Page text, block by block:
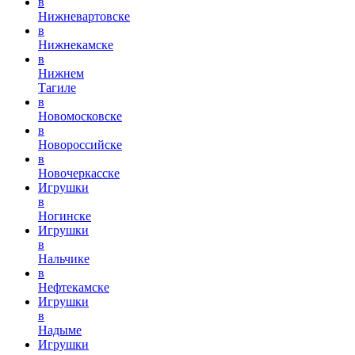
Нижневартовске
в
Нижнекамске
в
Нижнем
Тагиле
в
Новомосковске
в
Новороссийске
в
Новочеркасске
Игрушки
в
Ногинске
Игрушки
в
Нальчике
в
Нефтекамске
Игрушки
в
Надыме
Игрушки